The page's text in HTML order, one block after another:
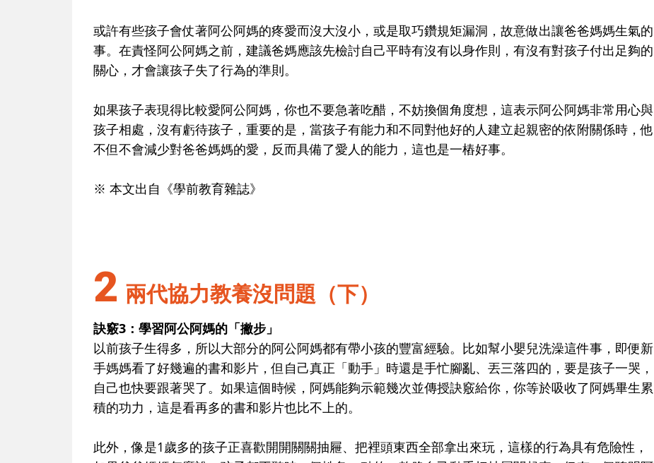
或許有些孩子會仗著阿公阿媽的疼愛而沒大沒小，或是取巧鑽規矩漏洞，故意做出讓爸爸媽媽生氣的
事。在責怪阿公阿媽之前，建議爸媽應該先檢討自己平時有沒有以身作則，有沒有對孩子付出足夠的
關心，才會讓孩子失了行為的準則。
如果孩子表現得比較愛阿公阿媽，你也不要急著吃醋，不妨換個角度想，這表示阿公阿媽非常用心與
孩子相處，沒有虧待孩子，重要的是，當孩子有能力和不同對他好的人建立起親密的依附關係時，他
不但不會減少對爸爸媽媽的愛，反而具備了愛人的能力，這也是一樁好事。
※ 本文出自《學前教育雜誌》
2 兩代協力教養沒問題（下）
訣竅3：學習阿公阿媽的「撇步」
以前孩子生得多，所以大部分的阿公阿媽都有帶小孩的豐富經驗。比如幫小嬰兒洗澡這件事，即便新
手媽媽看了好幾遍的書和影片，但自己真正「動手」時還是手忙腳亂、丟三落四的，要是孩子一哭，
自己也快要跟著哭了。如果這個時候，阿媽能夠示範幾次並傳授訣竅給你，你等於吸收了阿媽畢生累
積的功力，這是看再多的書和影片也比不上的。
此外，像是1歲多的孩子正喜歡開開關關抽屜、把裡頭東西全部拿出來玩，這樣的行為具有危險性，